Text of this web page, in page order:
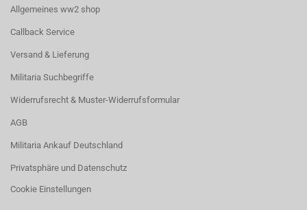
Allgemeines ww2 shop
Callback Service
Versand & Lieferung
Militaria Suchbegriffe
Widerrufsrecht & Muster-Widerrufsformular
AGB
Militaria Ankauf Deutschland
Privatsphäre und Datenschutz
Cookie Einstellungen